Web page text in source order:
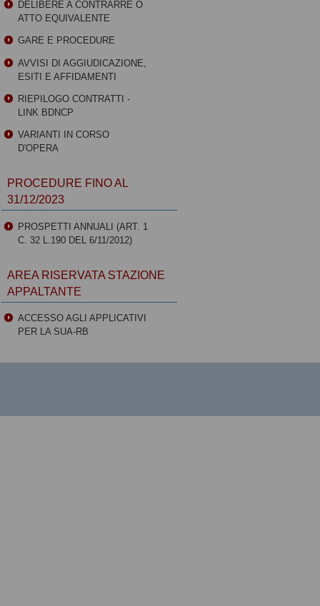
DELIBERE A CONTRARRE O
ATTO EQUIVALENTE
GARE E PROCEDURE
AVVISI DI AGGIUDICAZIONE,
ESITI E AFFIDAMENTI
RIEPILOGO CONTRATTI -
LINK BDNCP
VARIANTI IN CORSO
D'OPERA
PROCEDURE FINO AL
31/12/2023
PROSPETTI ANNUALI (ART. 1
C. 32 L.190 DEL 6/11/2012)
AREA RISERVATA STAZIONE
APPALTANTE
ACCESSO AGLI APPLICATIVI
PER LA SUA-RB